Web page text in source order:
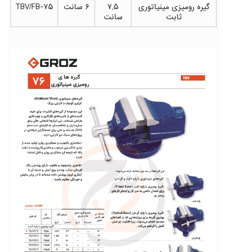
گیره رومیزی مینیاتوری
ثابت
۷,۵
سانت
۶ سانت TBV/FB-۷۵